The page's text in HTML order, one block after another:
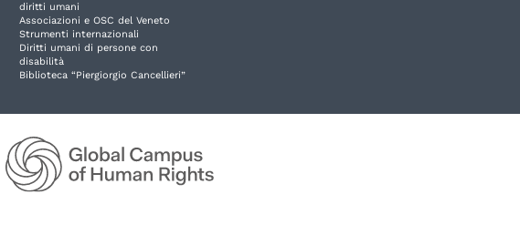
diritti umani
Associazioni e OSC del Veneto
Strumenti internazionali
Diritti umani di persone con
disabilità
Biblioteca “Piergiorgio Cancellieri”